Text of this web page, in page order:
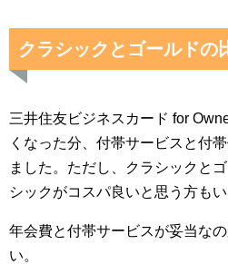
クラシックとゴールドの
三井住友ビジネスカード for
くなった分、付帯サービスと付
ました。ただし、クラシックと
シックがコスパ良いと思う方もい
年会費と付帯サービスが妥当な
い。